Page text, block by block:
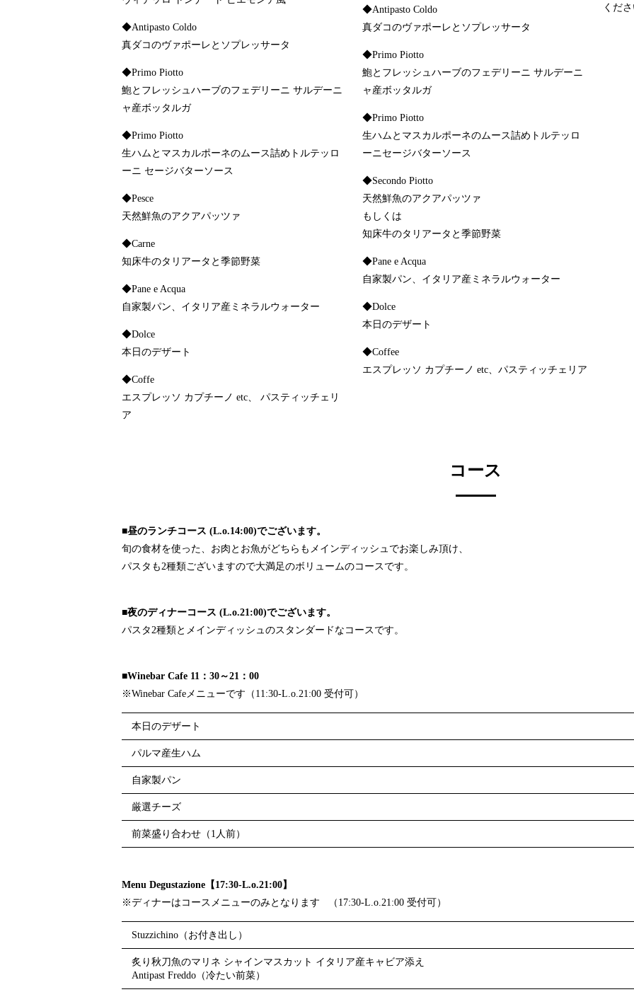
◆Antipasto Coldo
真ダコのヴァポーレとソプレッサータ
◆Primo Piotto
鮑とフレッシュハーブのフェデリーニ サルデーニ
ャ産ボッタルガ
◆Primo Piotto
生ハムとマスカルポーネのムース詰めトルテッロ
ーニ セージバターソース
◆Pesce
天然鮮魚のアクアパッツァ
◆Carne
知床牛のタリアータと季節野菜
◆Pane e Acqua
自家製パン、イタリア産ミネラルウォーター
◆Dolce
本日のデザート
◆Coffe
エスプレッソ カプチーノ etc、 パスティッチェリ
ア
◆Antipasto Coldo
真ダコのヴァポーレとソプレッサータ
◆Primo Piotto
鮑とフレッシュハーブのフェデリーニ サルデーニ
ャ産ボッタルガ
◆Primo Piotto
生ハムとマスカルポーネのムース詰めトルテッロ
ーニセージバターソース
◆Secondo Piotto
天然鮮魚のアクアパッツァ
もしくは
知床牛のタリアータと季節野菜
◆Pane e Acqua
自家製パン、イタリア産ミネラルウォーター
◆Dolce
本日のデザート
◆Coffee
エスプレッソ カプチーノ etc、パスティッチェリア
くださ
コース
■昼のランチコース (L.o.14:00)でございます。
旬の食材を使った、お肉とお魚がどちらもメインディッシュでお楽しみ頂け、
パスタも2種類ございますので大満足のボリュームのコースです。
■夜のディナーコース (L.o.21:00)でございます。
パスタ2種類とメインディッシュのスタンダードなコースです。
■Winebar Cafe 11：30～21：00
※Winebar Cafeメニューです（11:30-L.o.21:00 受付可）
本日のデザート
パルマ産生ハム
自家製パン
厳選チーズ
前菜盛り合わせ（1人前）
Menu Degustazione【17:30-L.o.21:00】
※ディナーはコースメニューのみとなります （17:30-L.o.21:00 受付可）
Stuzzichino（お付き出し）
炙り秋刀魚のマリネ シャインマスカット イタリア産キャビア添え
Antipast Freddo（冷たい前菜）